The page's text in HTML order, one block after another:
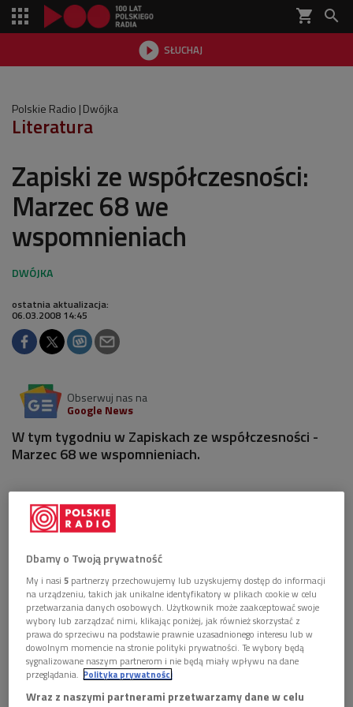
shopping_cart 
 SŁUCHAJ

Polskie Radio Dwójka
Literatura
Zapiski ze współczesności:
Marzec 68 we
wspomnieniach
ostatnia aktualizacja:
06.03.2008 14:45
Obserwuj nas na
Google News
W tym tygodniu w Zapiskach ze współczesności -
Marzec 68 we wspomnieniach.
W pierwszym odcinku - wspomnieniaJoanny Szczęsnej,
dziennikarki "Gazety Wyborczej", w 1968 r. studentki I roku
polonistyki Uniwersytetu Łódzkiego, w latach 70. redaktorki
wychodzącego poza cenzurą "Biuletynu Informacyjnego", w
latach 80. - podziemnego "Tygodnika Mazowsze". Joanna
Szczęsna jest wraz z Anną Bikont autorką biografii polskiej
noblistki - "Wisławy Szymborskiej pamiątkowe rupiecie,
przyjaciele i sny" oraz dwu książek z cykluZabawy Literackie:
Limeryki, czyli o plugawości i promienistych szczytach
nonsensuiEpitafia, czyli uroki roztaczane przez niektóre
zwłoki.W cyklu "Zapiski ze wspólczesności" usłyszymy jej
Dbamy o Twoją prywatność
My i nasi5 partnerzy przechowujemy lub uzyskujemy dostęp do informacji
na urządzeniu, takich jak unikalne identyfikatory w plikach cookie w celu
przetwarzania danych osobowych. Użytkownik może zaakceptować swoje
wybory lub zarządzać nimi, klikając poniżej, jak również skorzystać z
prawa do sprzeciwu na podstawie prawnie uzasadnionego interesu lub w
dowolnym momencie na stronie polityki prywatności. Te wybory będą
sygnalizowane naszym partnerom i nie będą miały wpływu na dane
przeglądania. Polityka prywatności
Wraz z naszymi partnerami przetwarzamy dane w celu